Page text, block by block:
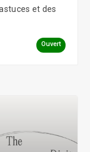
et des
Ouvert